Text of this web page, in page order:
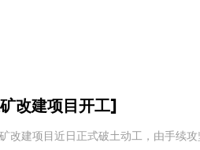
改建项目开工]
改建项目近日正式破土动工，由手续